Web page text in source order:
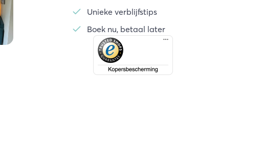
Unieke verblijfstips
Boek nu, betaal later